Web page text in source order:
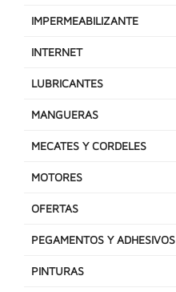
IMPERMEABILIZANTE
INTERNET
LUBRICANTES
MANGUERAS
MECATES Y CORDELES
MOTORES
OFERTAS
PEGAMENTOS Y ADHESIVOS
PINTURAS